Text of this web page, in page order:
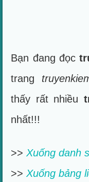
Bạn đang đọc
trang
thấy rất nhiều
nhất!!!
>>Xuống danh
>>Xuống bảng